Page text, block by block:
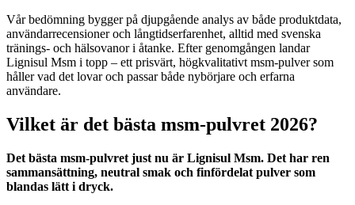
Vår bedömning bygger på djupgående analys av både produktdata,
användarrecensioner och långtidserfarenhet, alltid med svenska
tränings- och hälsovanor i åtanke. Efter genomgången landar
Lignisul Msm i topp – ett prisvärt, högkvalitativt msm-pulver som
håller vad det lovar och passar både nybörjare och erfarna
användare.
Vilket är det bästa msm-pulvret 2026?
Det bästa msm-pulvret just nu är Lignisul Msm. Det har ren
sammansättning, neutral smak och finfördelat pulver som
blandas lätt i dryck.